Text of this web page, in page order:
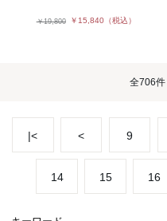
￥19,800 ￥15,840（税込）
全706件
|< < 9
14 15 16